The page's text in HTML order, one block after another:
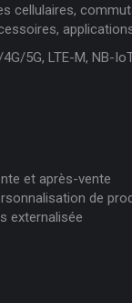
cellulaires,
5G, LTE-M, NB-
et après-vente
de
externalisée